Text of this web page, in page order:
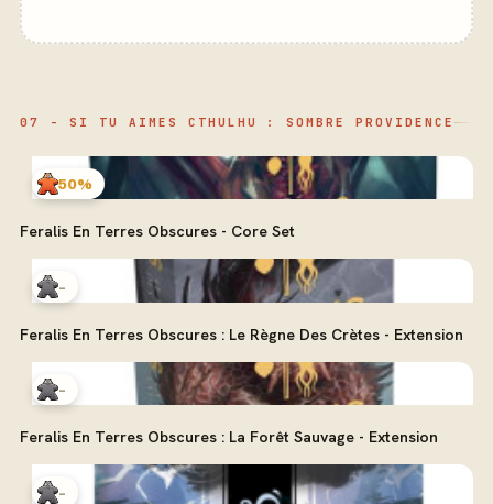
07 - SI TU AIMES CTHULHU : SOMBRE PROVIDENCE
50%
Feralis En Terres Obscures - Core Set
-
Feralis En Terres Obscures : Le Règne Des Crètes - Extension
-
Feralis En Terres Obscures : La Forêt Sauvage - Extension
-